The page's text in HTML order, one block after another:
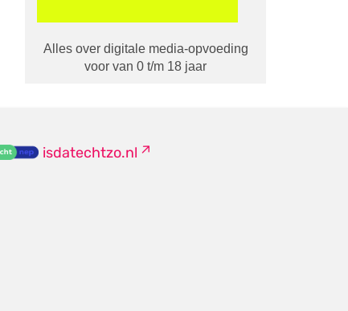
Alles over digitale media-opvoeding
voor van 0 t/m 18 jaar
isdatechtzo.nl